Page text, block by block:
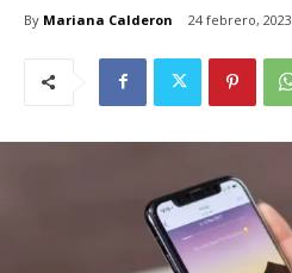
By Mariana Calderon 24 febrero, 2023